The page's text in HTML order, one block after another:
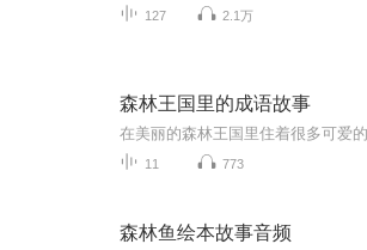
127 2.1万
森林王国里的成语故事
11 773
森林鱼绘本故事音频